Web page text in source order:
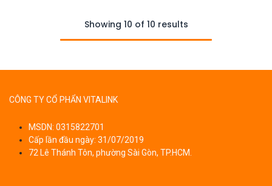
Showing 10 of 10 results
CÔNG TY CỔ PHẨN VITALINK
MSDN: 0315822701
Cấp lần đầu ngày: 31/07/2019
72 Lê Thánh Tôn, phường Sài Gòn, TP.HCM.